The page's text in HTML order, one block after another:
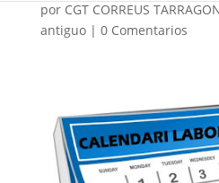
por CGT CORREUS
antiguo| 0 Comentarios